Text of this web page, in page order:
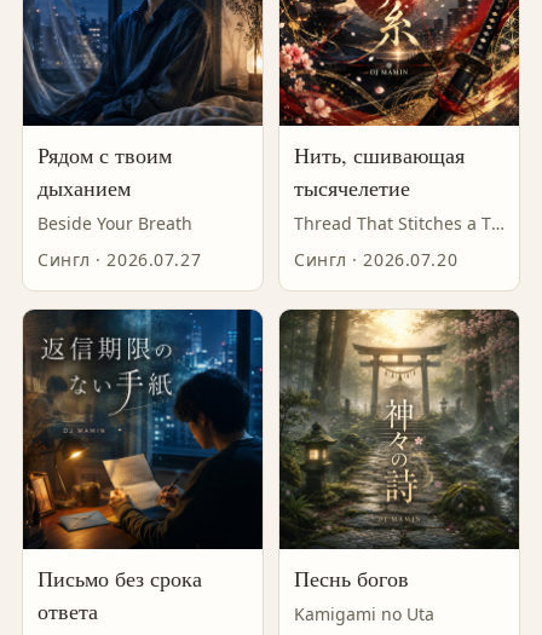
Рядом с твоим
дыханием
Beside Your Breath
Сингл · 2026.07.27
Нить, сшивающая
тысячелетие
Thread That Stitches a Thousand Years
Сингл · 2026.07.20
Письмо без срока
ответа
Песнь богов
Kamigami no Uta